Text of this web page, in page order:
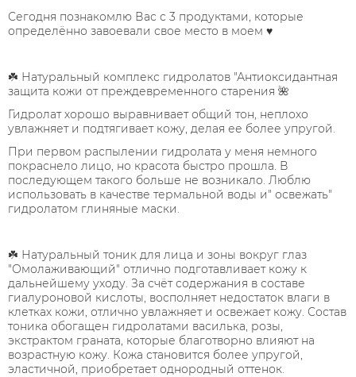
Сегодня познакомлю Вас с 3 продуктами, которые
определённо завоевали свое место в моем ♥️⠀
☘️ Натуральный комплекс гидролатов "Антиоксидантная
защита кожи от преждевременного старения 🌺⠀
Гидролат хорошо выравнивает общий тон, неплохо
увлажняет и подтягивает кожу, делая ее более упругой. ⠀
При первом распылении гидролата у меня немного
покраснело лицо, но красота быстро прошла. В
последующем такого больше не возникало. Люблю
использовать в качестве термальной воды и" освежать"
гидролатом глиняные маски. ⠀
☘️ Натуральный тоник для лица и зоны вокруг глаз
"Омолаживающий" отлично подготавливает кожу к
дальнейшему уходу. За счёт содержания в составе
гиалуроновой кислоты, восполняет недостаток влаги в
клетках кожи, отлично увлажняет и освежает кожу. Состав
тоника обогащен гидролатами василька, розы,
экстрактом граната, которые благотворно влияют на
возрастную кожу. Кожа становится более упругой,
эластичной, приобретает однородный оттенок. ⠀